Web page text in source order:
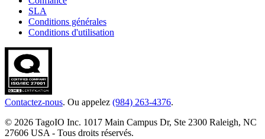
SLA
Conditions générales
Conditions d'utilisation
Contactez-nous. Ou appelez (984) 263-4376.
© 2026 TagoIO Inc. 1017 Main Campus Dr, Ste 2300 Raleigh, NC
27606 USA - Tous droits réservés.